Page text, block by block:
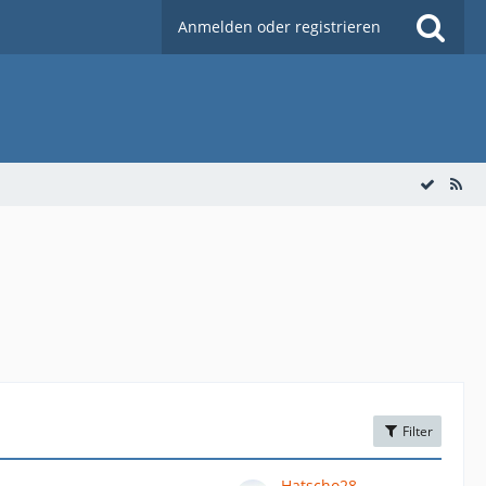
Anmelden oder registrieren
Filter